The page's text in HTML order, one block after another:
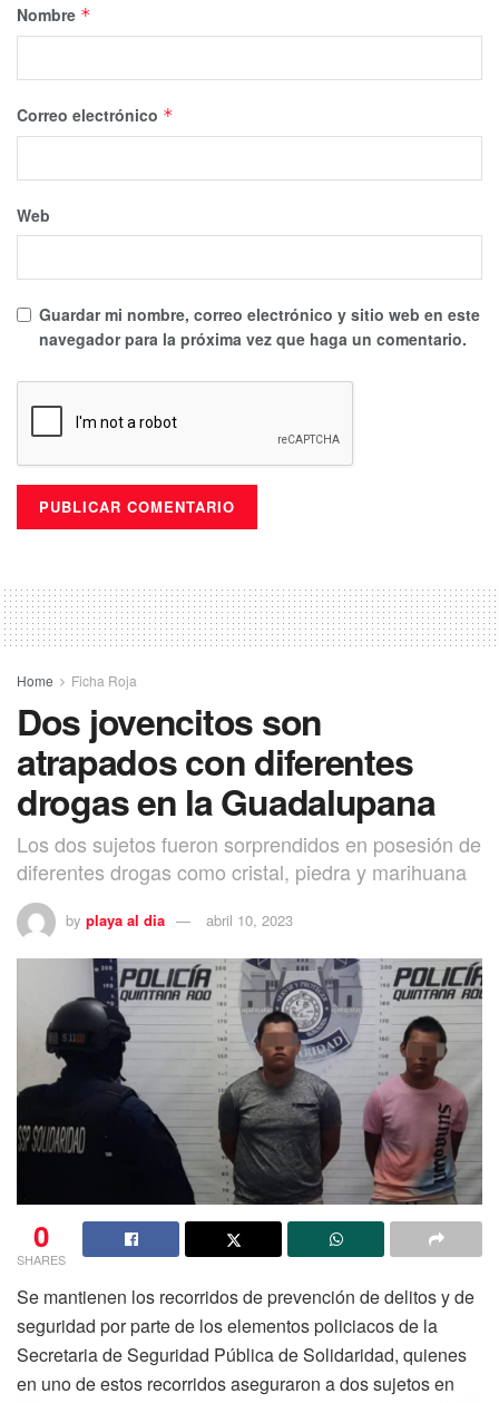
Nombre *
Correo electrónico *
Web
Guardar mi nombre, correo electrónico y sitio web en este
navegador para la próxima vez que haga un comentario.
Home Ficha Roja
Dos jovencitos son
atrapados con diferentes
drogas en la Guadalupana
Los dos sujetos fueron sorprendidos en posesión de
diferentes drogas como cristal, piedra y marihuana
by playa al dia abril 10, 2023
0
SHARES
Se mantienen los recorridos de prevención de delitos y de
seguridad por parte de los elementos policiacos de la
Secretaria de Seguridad Pública de Solidaridad, quienes
en uno de estos recorridos aseguraron a dos sujetos en